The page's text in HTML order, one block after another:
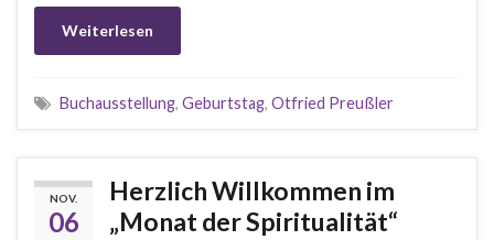
Weiterlesen
Buchausstellung, Geburtstag, Otfried Preußler
NOV.
06
Herzlich Willkommen im
„Monat der Spiritualität“